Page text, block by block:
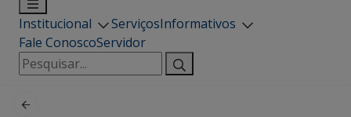
Institucional ServiçosInformativos
Fale ConoscoServidor
Pesquisar
por: